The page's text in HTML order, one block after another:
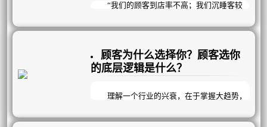
截然不同？
度，而人生态度决定了一个人一生的成就。
砌墙是一件辛苦而单调的工作，没有看到工作
的意义和价值。他的态度消极，缺乏目标和动
力，因此十年后他依然在做同样的工作。
虽然工作辛苦，但他看到了工作的成果和意
十年后他成为了一名工程师。
“我们的顾客到店率不高；我们沉睡客较
候……”这些声音你一定不陌生！
归结于顾客身上，从来不从自己身上找原因；
更难于突破瓶颈，得不到全面发展。
美业9大客户管理痛点，你不得不知，希
平时不管不顾，需要业绩时才想起顾客
顾客为什么选择你？顾客选你
的底层逻辑是什么？
理解一个行业的兴衰，在于掌握大趋势，
此，但不是每个入局者都能理解；所以，有的